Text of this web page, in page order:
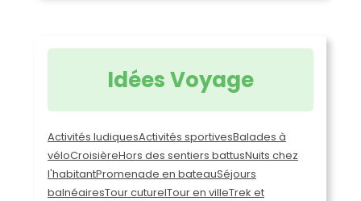
Idées Voyage
Activités ludiquesActivités sportivesBalades à
véloCroisièreHors des sentiers battusNuits chez
l'habitantPromenade en bateauSéjours
balnéairesTour cuturelTour en villeTrek et